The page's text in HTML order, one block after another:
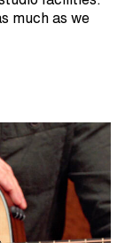
much as we